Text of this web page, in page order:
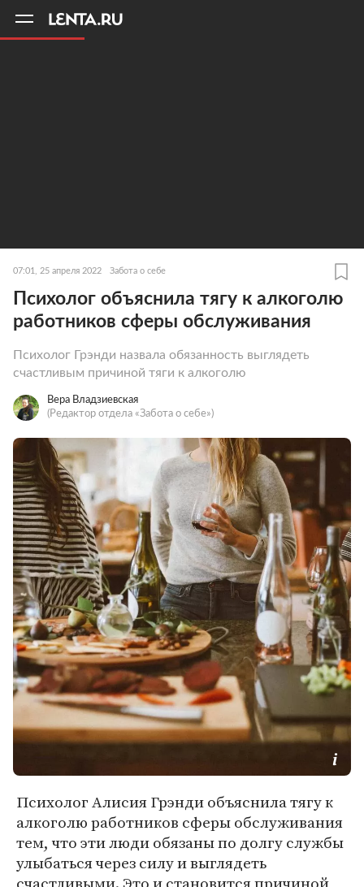
07:01, 25 апреля 2022 Забота о себе
Психолог объяснила тягу к алкоголю
работников сферы обслуживания
Психолог Грэнди назвала обязанность выглядеть
счастливым причиной тяги к алкоголю
Вера Владзиевская
(Редактор отдела «Забота о себе»)
Психолог Алисия Грэнди объяснила тягу к
алкоголю работников сферы обслуживания
тем, что эти люди обязаны по долгу службы
улыбаться через силу и выглядеть